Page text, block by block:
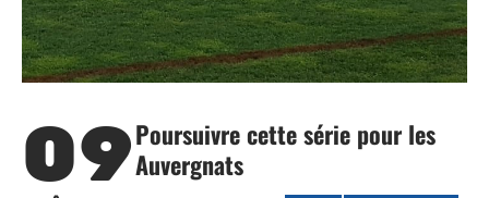
09Poursuivre cette série pour les
Auvergnats